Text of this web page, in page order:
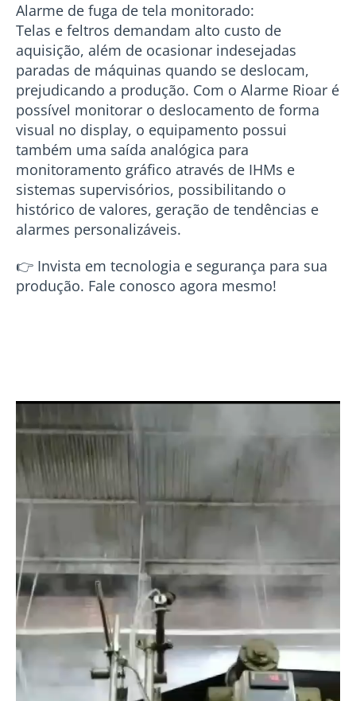
Alarme de fuga de tela monitorado:
Telas e feltros demandam alto custo de
aquisição, além de ocasionar indesejadas
paradas de máquinas quando se deslocam,
prejudicando a produção. Com o Alarme Rioar é
possível monitorar o deslocamento de forma
visual no display, o equipamento possui
também uma saída analógica para
monitoramento gráfico através de IHMs e
sistemas supervisórios, possibilitando o
histórico de valores, geração de tendências e
alarmes personalizáveis.
👉 Invista em tecnologia e segurança para sua
produção. Fale conosco agora mesmo!